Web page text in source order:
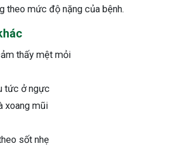
theo mức độ nặng của bệnh.
thấy mệt mỏi
tức ở ngực
xoang mũi
sốt nhẹ